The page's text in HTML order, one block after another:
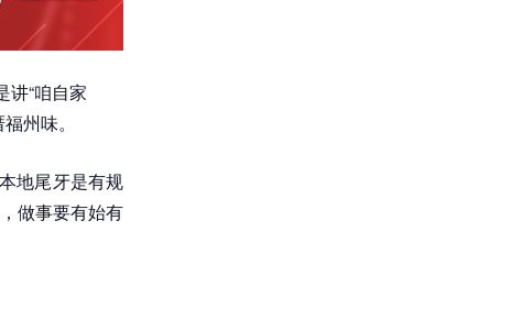
讲“咱自家
州味。
地尾牙是有规
做事要有始有